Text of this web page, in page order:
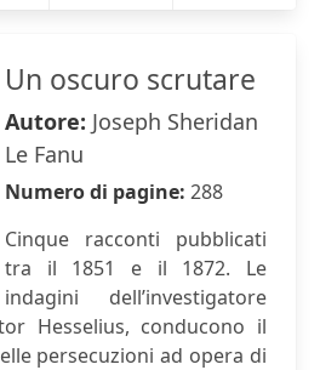
Un oscuro scrutare
Autore: Joseph Sheridan
Le Fanu
Numero di pagine: 288
Cinque racconti pubblicati
tra il 1851 e il 1872. Le
indagini dell’investigatore
Hesselius, conducono il
persecuzioni ad opera di